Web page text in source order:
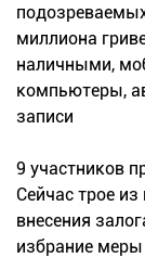
миллиона
наличными,
компьютеры,
записи
9 участников
Сейчас трое
внесения
избрание меры